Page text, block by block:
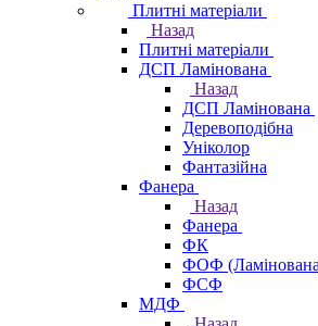
Плитні матеріали
Назад
Плитні матеріали
ДСП Ламінована
Назад
ДСП Ламінована
Деревоподібна
Уніколор
Фантазійна
Фанера
Назад
Фанера
ФК
ФОФ
ФСФ
МДФ